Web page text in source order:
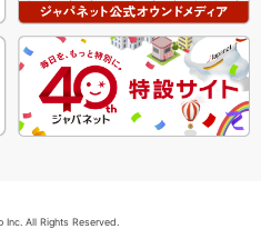
Inc. All Rights Reserved.